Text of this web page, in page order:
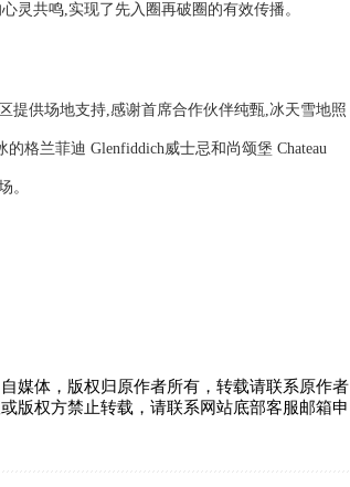
灵共鸣,实现了先入圈再破圈的有效传播。
提供场地支持,感谢首席合作伙伴纯甄,冰天雪地照
格兰菲迪 Glenfiddich威士忌和尚颂堡 Chateau
。
媒体，版权归原作者所有，转载请联系原作者
版权方禁止转载，请联系网站底部客服邮箱申